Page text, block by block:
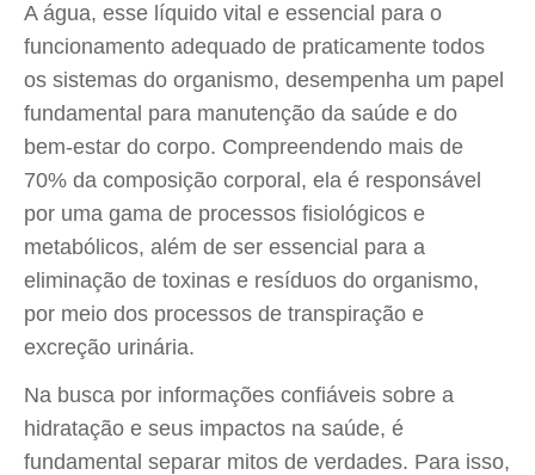
A água, esse líquido vital e essencial para o
funcionamento adequado de praticamente todos
os sistemas do organismo, desempenha um papel
fundamental para manutenção da saúde e do
bem-estar do corpo. Compreendendo mais de
70% da composição corporal, ela é responsável
por uma gama de processos fisiológicos e
metabólicos, além de ser essencial para a
eliminação de toxinas e resíduos do organismo,
por meio dos processos de transpiração e
excreção urinária.
Na busca por informações confiáveis sobre a
hidratação e seus impactos na saúde, é
fundamental separar mitos de verdades. Para isso,